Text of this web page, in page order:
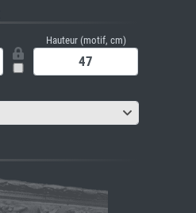
Hauteur (motif, cm)